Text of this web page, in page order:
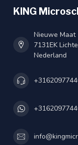
KING
Nieuwe Maat
7131EK
Nederland